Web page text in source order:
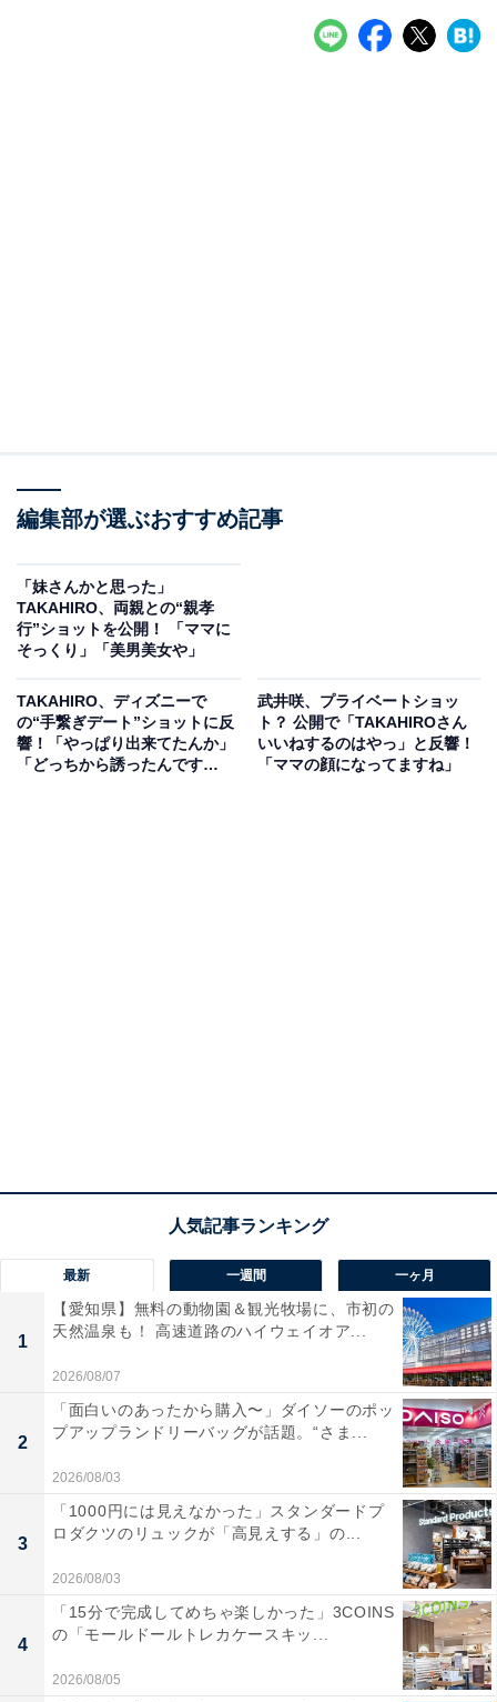
編集部が選ぶおすすめ記事
「妹さんかと思った」
TAKAHIRO、両親との“親孝
行”ショットを公開！ 「ママに
そっくり」「美男美女や」
TAKAHIRO、ディズニーで
の“手繋ぎデート”ショットに反
響！「やっぱり出来てたんか」
「どっちから誘ったんです
武井咲、プライベートショッ
ト？ 公開で「TAKAHIROさん
いいねするのはやっ」と反響！
「ママの顔になってますね」
最新 一週間 一ヶ月
1
【愛知県】無料の動物園＆観光牧場に、市初の
天然温泉も！ 高速道路のハイウェイオア...
2026/08/07
2
「面白いのあったから購入〜」ダイソーのポッ
プアップランドリーバッグが話題。“さま...
2026/08/03
3
「1000円には見えなかった」スタンダードプ
ロダクツのリュックが「高見えする」の...
2026/08/03
4
「15分で完成してめちゃ楽しかった」3COINS
の「モールドールトレカケースキッ...
2026/08/05